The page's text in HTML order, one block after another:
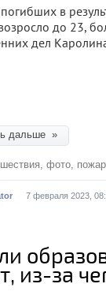
в
до 23,
дел
дальше »
, фото, пожар
7 февраля 2023,
из-за